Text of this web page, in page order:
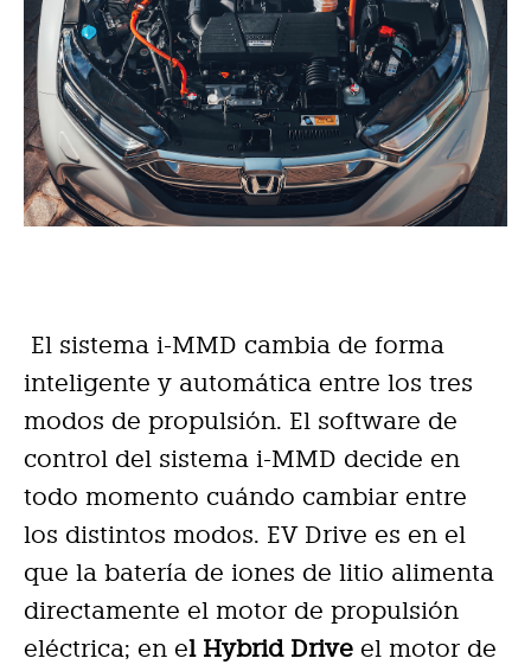
El sistema i-MMD cambia de forma
inteligente y automática entre los tres
modos de propulsión. El software de
control del sistema i-MMD decide en
todo momento cuándo cambiar entre
los distintos modos. EV Drive es en el
que la batería de iones de litio alimenta
directamente el motor de propulsión
eléctrica; en el Hybrid Drive el motor de